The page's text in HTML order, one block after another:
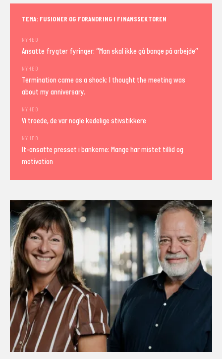
TEMA: FUSIONER OG FORANDRING I FINANSSEKTOREN
NYHED
Ansatte frygter fyringer: “Man skal ikke gå bange på arbejde”
NYHED
Termination came as a shock: I thought the meeting was
about my anniversary.
NYHED
Vi troede, de var nogle kedelige stivstikkere
NYHED
It-ansatte presset i bankerne: Mange har mistet tillid og
motivation